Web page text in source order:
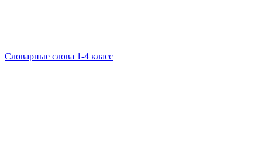
Словарные слова 1-4 класс